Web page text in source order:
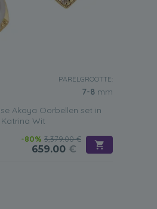
PARELGROOTTE:
7-8 mm
Akoya Oorbellen set in
Katrina Wit
-80% 3,379.00 €
659.00 €